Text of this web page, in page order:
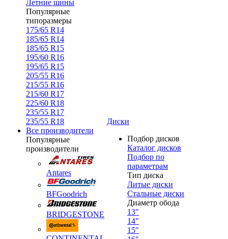
Летние шины
Популярные
типоразмеры
175/65 R14
185/65 R14
185/65 R15
195/60 R16
195/65 R15
205/55 R16
215/55 R16
215/60 R17
225/60 R18
235/55 R17
235/55 R18
Все производители
Популярные
производители
Antares
BFGoodrich
BRIDGESTONE
Диски
Подбор дисков
Каталог дисков
Подбор по
параметрам
Тип диска
Литые диски
Стальные диски
Диаметр обода
13"
14"
15"